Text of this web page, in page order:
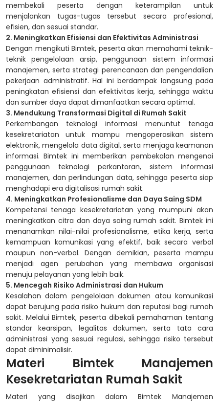
membekali peserta dengan keterampilan untuk
menjalankan tugas-tugas tersebut secara profesional,
efisien, dan sesuai standar.
2. Meningkatkan Efisiensi dan Efektivitas Administrasi
Dengan mengikuti Bimtek, peserta akan memahami teknik-
teknik pengelolaan arsip, penggunaan sistem informasi
manajemen, serta strategi perencanaan dan pengendalian
pekerjaan administratif. Hal ini berdampak langsung pada
peningkatan efisiensi dan efektivitas kerja, sehingga waktu
dan sumber daya dapat dimanfaatkan secara optimal.
3. Mendukung Transformasi Digital di Rumah Sakit
Perkembangan teknologi informasi menuntut tenaga
kesekretariatan untuk mampu mengoperasikan sistem
elektronik, mengelola data digital, serta menjaga keamanan
informasi. Bimtek ini memberikan pembekalan mengenai
penggunaan teknologi perkantoran, sistem informasi
manajemen, dan perlindungan data, sehingga peserta siap
menghadapi era digitalisasi rumah sakit.
4. Meningkatkan Profesionalisme dan Daya Saing SDM
Kompetensi tenaga kesekretariatan yang mumpuni akan
meningkatkan citra dan daya saing rumah sakit. Bimtek ini
menanamkan nilai-nilai profesionalisme, etika kerja, serta
kemampuan komunikasi yang efektif, baik secara verbal
maupun non-verbal. Dengan demikian, peserta mampu
menjadi agen perubahan yang membawa organisasi
menuju pelayanan yang lebih baik.
5. Mencegah Risiko Administrasi dan Hukum
Kesalahan dalam pengelolaan dokumen atau komunikasi
dapat berujung pada risiko hukum dan reputasi bagi rumah
sakit. Melalui Bimtek, peserta dibekali pemahaman tentang
standar kearsipan, legalitas dokumen, serta tata cara
administrasi yang sesuai regulasi, sehingga risiko tersebut
dapat diminimalisir.
Materi Bimtek Manajemen
Kesekretariatan Rumah Sakit
Materi yang disajikan dalam Bimtek Manajemen